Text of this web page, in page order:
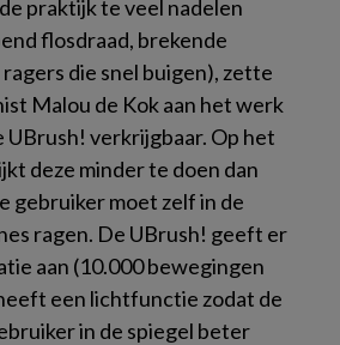
praktijk te veel nadelen
flosdraad, brekende
die snel buigen), zette
Malou de Kok aan het werk
UBrush! verkrijgbaar. Op het
deze minder te doen dan
gebruiker moet zelf in de
ragen. De UBrush! geeft er
aan (10.000 bewegingen
een lichtfunctie zodat de
in de spiegel beter